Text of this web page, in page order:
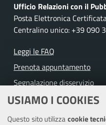
USIAMO I COOKIES
Questo sito utilizzacookie
Ufficio Relazioni con il
Posta Elettronica
Centralino unico: +39 090
Leggi le FAQ
Prenota appuntamento
Segnalazione disservizio
Richiesta assistenza
Amministrazione